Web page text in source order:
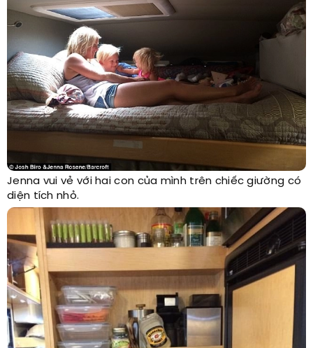
Jenna vui vẻ với hai con của mình trên chiếc giường có
diện tích nhỏ.